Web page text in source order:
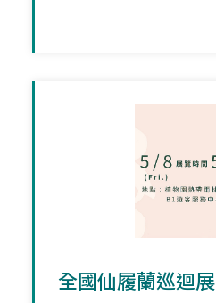
全國仙履蘭巡迴展